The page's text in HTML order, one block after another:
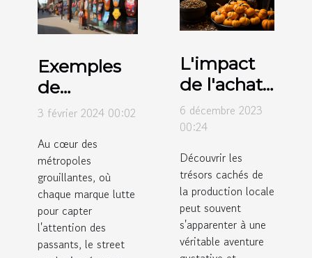
Exemples
de
campagnes
marketing
réussies
avec des
drapeaux
sac à dos
3 février 2024 00:02
Au cœur des
métropoles
grouillantes, où
chaque marque lutte
pour capter
l'attention des
passants, le street
L'impact
de l'achat
de
friandises
sur
l'économie
régionale
6 décembre 2023
00:24
Découvrir les
trésors cachés de
la production locale
peut souvent
s'apparenter à une
véritable aventure